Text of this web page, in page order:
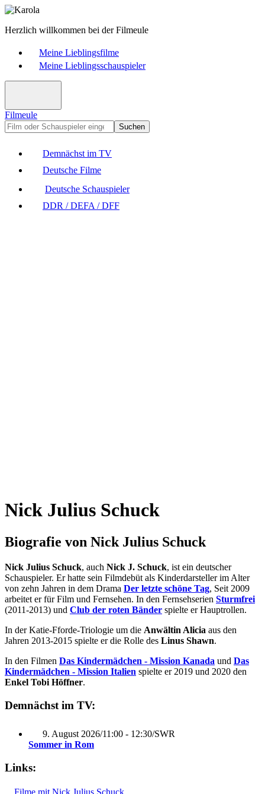
Herzlich willkommen bei der Filmeule
Meine Lieblingsfilme
Meine Lieblingsschauspieler
Filmeule
Suchen
Demnächst im TV
Deutsche Filme
Deutsche Schauspieler
DDR / DEFA / DFF
Nick Julius Schuck
Biografie von Nick Julius Schuck
Nick Julius Schuck, auch Nick J. Schuck, ist ein deutscher
Schauspieler. Er hatte sein Filmdebüt als Kinderdarsteller im Alter
von zehn Jahren in dem Drama Der letzte schöne Tag, Seit 2009
arbeitet er für Film und Fernsehen. In den Fernsehserien Sturmfrei
(2011-2013) und Club der roten Bänder spielte er Hauptrollen.
In der Katie-Fforde-Triologie um die Anwältin Alicia aus den
Jahren 2013-2015 spielte er die Rolle des Linus Shawn.
In den Filmen Das Kindermädchen - Mission Kanada und Das
Kindermädchen - Mission Italien spielte er 2019 und 2020 den
Enkel Tobi Höffner.
Demnächst im TV:
9. August 2026/11:00 - 12:30/SWR
Sommer in Rom
Links:
Filme mit Nick Julius Schuck